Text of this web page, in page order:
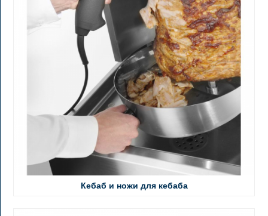
Кебаб и ножи для кебаба